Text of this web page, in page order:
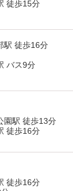
徒歩15分
駅 徒歩16分
バス9分
園駅 徒歩13分
徒歩16分
徒歩16分